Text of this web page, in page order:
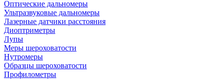
Оптические дальномеры
Ультразвуковые дальномеры
Лазерные датчики расстояния
Диоптриметры
Лупы
Меры шероховатости
Нутромеры
Образцы шероховатости
Профилометры